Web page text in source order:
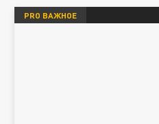
PRO ВАЖНОЕ